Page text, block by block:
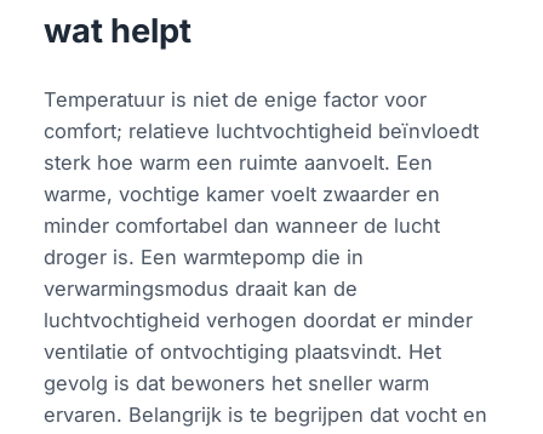
wat helpt
Temperatuur is niet de enige factor voor
comfort; relatieve luchtvochtigheid beïnvloedt
sterk hoe warm een ruimte aanvoelt. Een
warme, vochtige kamer voelt zwaarder en
minder comfortabel dan wanneer de lucht
droger is. Een warmtepomp die in
verwarmingsmodus draait kan de
luchtvochtigheid verhogen doordat er minder
ventilatie of ontvochtiging plaatsvindt. Het
gevolg is dat bewoners het sneller warm
ervaren. Belangrijk is te begrijpen dat vocht en